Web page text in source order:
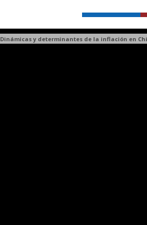
Dinámicas y determinantes de la inflación en